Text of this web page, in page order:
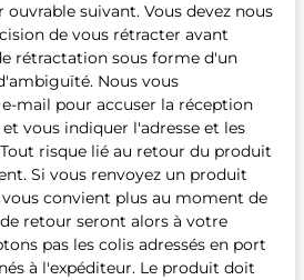
suivant. Vous devez nous
de vous rétracter avant
rétractation sous forme d'un
Nous vous
mail pour accuser la réception
vous indiquer l'adresse et les
risque lié au retour du produit
Si vous renvoyez un produit
convient plus au moment de
retour seront alors à votre
pas les colis adressés en port
à l'expéditeur. Le produit doit